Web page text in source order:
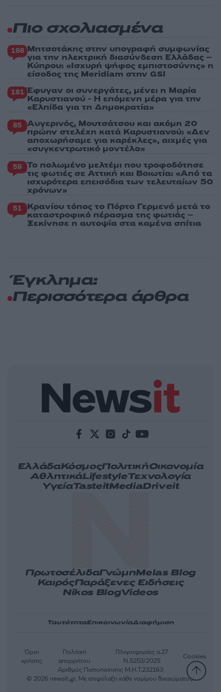
Πιο σχολιασμένα
198 Μητσοτάκης στην υπογραφή συμφωνίας
για την ηλεκτρική διασύνδεση Ελλάδας –
Κύπρου: «Ισχυρή ψήφος εμπιστοσύνης» η
είσοδος της Meridiam στην GSI
181 Έφυγαν οι συνεργάτες, μένει η Μαρία
Καρυστιανού - Η επόμενη μέρα για την
«Ελπίδα για τη Δημοκρατία»
85 Αυγερινός, Μουτσάτσου και ακόμη 20
πρώην στελέχη κατά Καρυστιανού: «Δεν
αποχωρήσαμε για καρέκλες», αιχμές για
«συγκεντρωτικό μοντέλο»
59 Το πολωμένο μελτέμι που τροφοδότησε
τις φωτιές σε Αττική και Βοιωτία: «Από τα
ισχυρότερα επεισόδια των τελευταίων 50
χρόνων»
51 Κρανίου τόπος το Πόρτο Γερμενό μετά το
καταστροφικό πέρασμα της φωτιάς –
Ξεκίνησε η αυτοψία στα καμένα σπίτια
Έγκλημα:
Περισσότερα άρθρα
ΕλλάδαΚόσμοςΠολιτικήΟικονομία
ΑθλητικάLifestyleΤεχνολογία
ΥγείαTasteitMediaDriveit
ΠρωτοσέλιδαΓνώμηMelas Blog
ΚαιρόςΠαράξενες Ειδήσεις
Nikos BlogVideos
ΤαυτότηταΕπικοινωνίαΔιαφήμιση
Αριθμός Πιστοποίησης Μ.Η.Τ.232163
Όροι
χρήσης
Πολιτική
απορρήτου
Πληροφορίες α.27
Ν.5253/2025
Cookies
© 2026 newsit.gr. Με επιφύλαξη κάθε νομίμου δικαιώματος.